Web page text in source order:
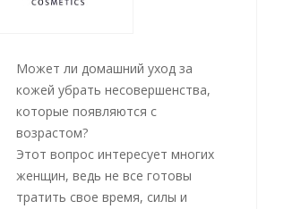
Может ли домашний уход за
кожей убрать несовершенства,
которые появляются с
возрастом?
Этот вопрос интересует многих
женщин, ведь не все готовы
тратить свое время, силы и